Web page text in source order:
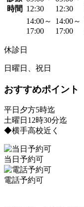
時間 12:30
12:30
14:00～
17:00
14:00～
17:00
休診日
日曜日、祝日
おすすめポイント
平日夕方5時迄
土曜日12時30分迄
◆横手高校近く
当日予約可
電話予約可